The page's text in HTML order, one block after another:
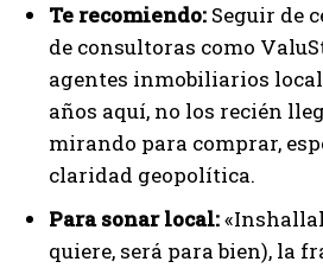
Te recomiendo: Seguir de
de consultoras como
agentes inmobiliarios
años aquí, no los recién
mirando para comprar,
claridad geopolítica.
Para sonar local:
quiere, será para bien), la